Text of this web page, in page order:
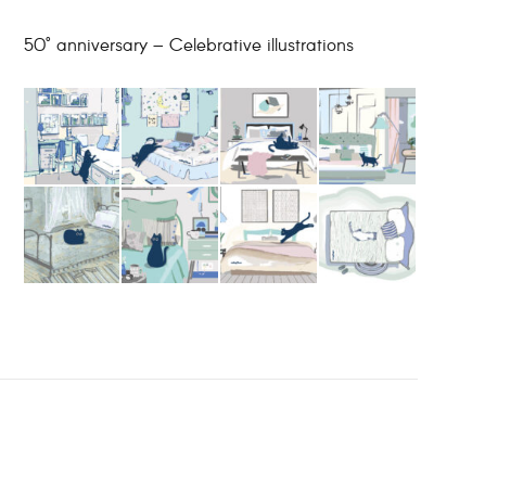
50° anniversary – Celebrative illustrations